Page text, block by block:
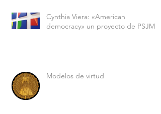
Cynthia Viera: «American
democracy» un proyecto de PSJM
Modelos de virtud